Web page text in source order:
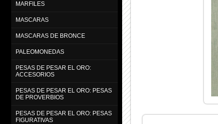
MARFILES
MASCARAS
MASCARAS DE BRONCE
PALEOMONEDAS
PESAS DE PESAR EL ORO:
ACCESORIOS
PESAS DE PESAR EL ORO: PESAS
DE PROVERBIOS
PESAS DE PESAR EL ORO: PESAS
FIGURATIVAS